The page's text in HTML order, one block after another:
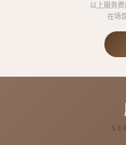
以上服务
在场